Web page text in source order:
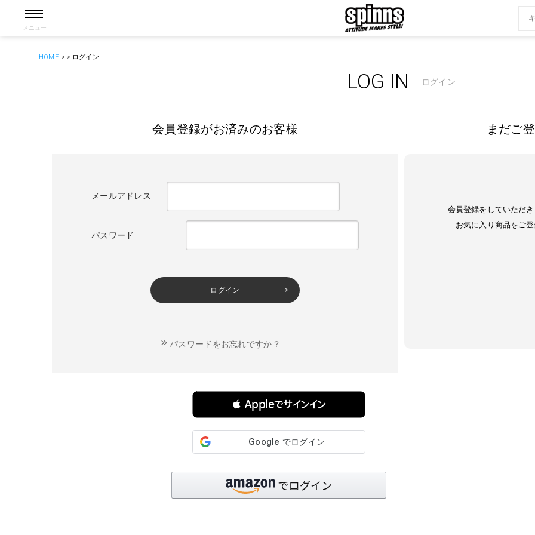
メニュー
HOME ログイン
LOG IN ログイン
会員登録がお済みのお客様
メールアドレス
パスワード
ログイン
パスワードをお忘れですか？
 Appleでサインイン
まだご
会員登録をしていただ
お気に入り商品をご